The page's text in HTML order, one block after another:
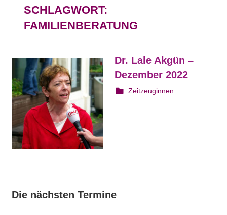
SCHLAGWORT:
FAMILIENBERATUNG
Dr. Lale Akgün –
Dezember 2022
20. Dezember 2022
webmam
Zeitzeuginnen
Die nächsten Termine